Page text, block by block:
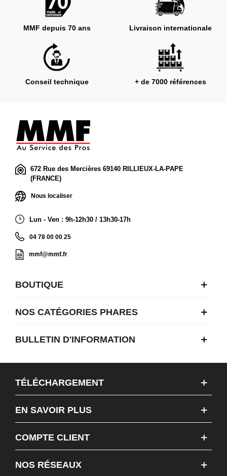
MMF depuis 70 ans Livraison internationale
Conseil technique + de 7000 références
672 Rue des Mercières 69140 RILLIEUX-LA-PAPE
(FRANCE)
Nous localiser
Lun - Ven : 9h-12h30 / 13h30-17h
04 78 00 00 25
mmf@mmf.fr
BOUTIQUE
NOS CATÉGORIES PHARES
BULLETIN D'INFORMATION
TÉLÉCHARGEMENT
EN SAVOIR PLUS
COMPTE CLIENT
NOS RÉSEAUX